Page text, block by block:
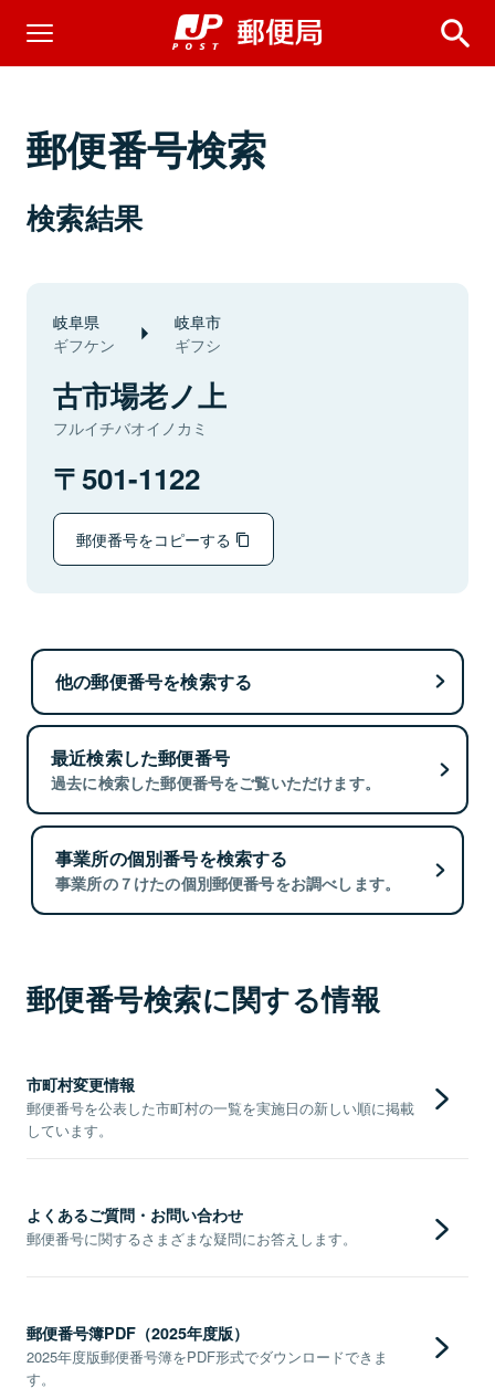
郵便番号検索
検索結果
岐阜県
ギフケン
岐阜市
ギフシ
古市場老ノ上
フルイチバオイノカミ
501-1122
郵便番号をコピーする
他の郵便番号を検索する
最近検索した郵便番号
過去に検索した郵便番号をご覧いただけます。
事業所の個別番号を検索する
事業所の７けたの個別郵便番号をお調べします。
郵便番号検索に関する情報
市町村変更情報
郵便番号を公表した市町村の一覧を実施日の新しい順に掲載
しています。
よくあるご質問・お問い合わせ
郵便番号に関するさまざまな疑問にお答えします。
郵便番号簿PDF（2025年度版）
2025年度版郵便番号簿をPDF形式でダウンロードできま
す。